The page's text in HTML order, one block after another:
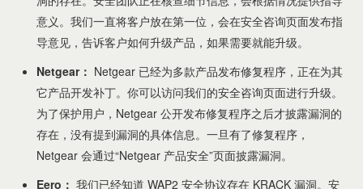
意义。我们一直将客户放在第一位，会在安全咨询页面发布指
导意见，告诉客户如何升级产品，如果需要就能升级。
Netgear： Netgear 已经为多款产品发布修复程序，正在为其
它产品开发补丁。你可以访问我们的安全咨询页面进行升级。
为了保护用户，Netgear 公开发布修复程序之后才披露漏洞的
存在，没有提到漏洞的具体信息。一旦有了修复程序，
Netgear 会通过“Netgear 产品安全”页面披露漏洞。
Eero： 我们已经知道 WAP2 安全协议存在 KRACK 漏洞。安